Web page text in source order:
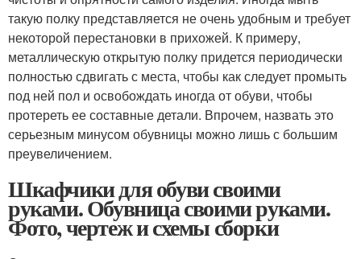
такую полку представляется не очень удобным и требует
некоторой перестановки в прихожей. К примеру,
металлическую открытую полку придется периодически
полностью сдвигать с места, чтобы как следует промыть
под ней пол и освобождать иногда от обуви, чтобы
протереть ее составные детали. Впрочем, назвать это
серьезным минусом обувницы можно лишь с большим
преувеличением.
Шкафчики для обуви своими
руками. Обувница своими руками.
Фото, чертеж и схемы сборки